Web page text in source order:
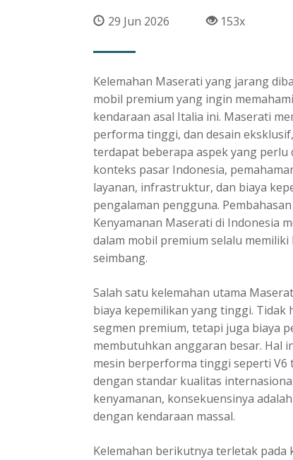
29 Jun 2026 153x
Kelemahan Maserati yang jarang
mobil premium yang ingin
kendaraan asal Italia ini. Maserati
performa tinggi, dan desain
terdapat beberapa aspek yang
konteks pasar Indonesia,
layanan, infrastruktur, dan biaya
pengalaman pengguna. Pembahasan
Kenyamanan Maserati di Indonesia
dalam mobil premium selalu
seimbang.
Salah satu kelemahan utama
biaya kepemilikan yang tinggi. Tidak
segmen premium, tetapi juga biaya
membutuhkan anggaran besar. Hal
mesin berperforma tinggi seperti
dengan standar kualitas
kenyamanan, konsekuensinya
dengan kendaraan massal.
Kelemahan berikutnya terletak